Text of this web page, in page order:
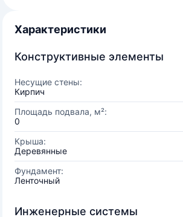
Характеристики
Конструктивные элементы
Несущие стены:
Кирпич
Площадь подвала, м²:
0
Крыша:
Деревянные
Фундамент:
Ленточный
Инженерные системы